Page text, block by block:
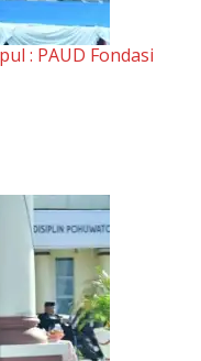
Otda ke-30